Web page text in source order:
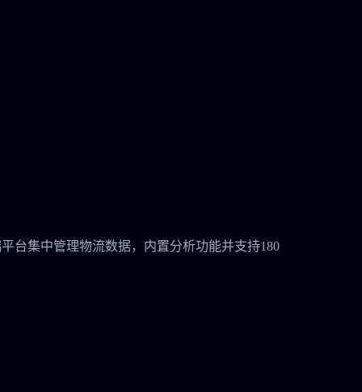
台集中管理物流数据，内置分析功能并支持180